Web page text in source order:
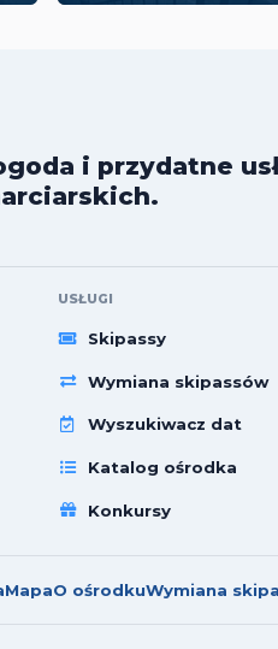
i przydatne
USŁUGI
Skipassy
Wymiana skipassów
Wyszukiwacz dat
Katalog ośrodka
Konkursy
MapaO ośrodkuWymiana